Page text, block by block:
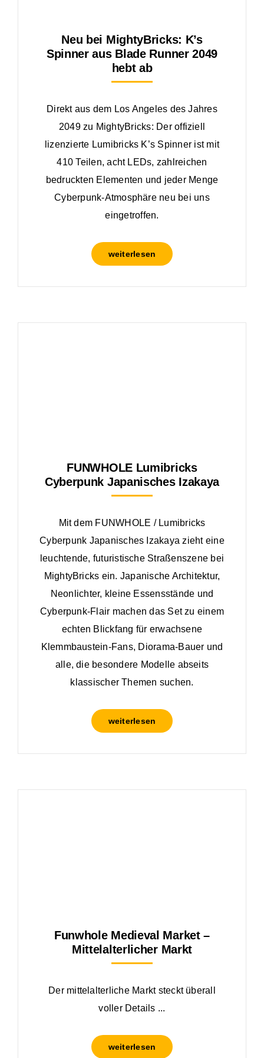
Neu bei MightyBricks: K’s
Spinner aus Blade Runner 2049
hebt ab
Direkt aus dem Los Angeles des Jahres
2049 zu MightyBricks: Der offiziell
lizenzierte Lumibricks K’s Spinner ist mit
410 Teilen, acht LEDs, zahlreichen
bedruckten Elementen und jeder Menge
Cyberpunk-Atmosphäre neu bei uns
eingetroffen.
weiterlesen
FUNWHOLE Lumibricks
Cyberpunk Japanisches Izakaya
Mit dem FUNWHOLE / Lumibricks
Cyberpunk Japanisches Izakaya zieht eine
leuchtende, futuristische Straßenszene bei
MightyBricks ein. Japanische Architektur,
Neonlichter, kleine Essensstände und
Cyberpunk-Flair machen das Set zu einem
echten Blickfang für erwachsene
Klemmbaustein-Fans, Diorama-Bauer und
alle, die besondere Modelle abseits
klassischer Themen suchen.
weiterlesen
Funwhole Medieval Market –
Mittelalterlicher Markt
Der mittelalterliche Markt steckt überall
voller Details ...
weiterlesen